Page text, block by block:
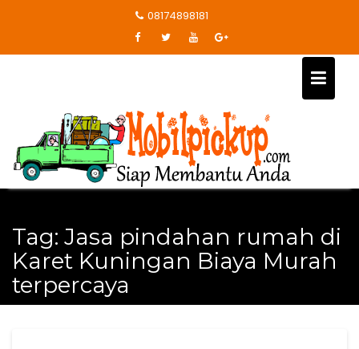
08174898181
Tag: Jasa pindahan rumah di
Karet Kuningan Biaya Murah
terpercaya